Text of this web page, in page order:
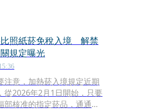
照紙菸免稅入境 解禁
規定曝光
注意，加熱菸入境規定近期
從2026年2月1日開始，只要
部核准的指定菸品，通通給